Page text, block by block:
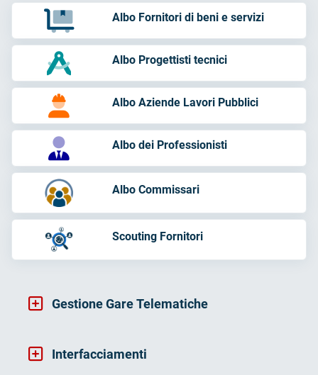
Albo Fornitori di beni e servizi
Albo Progettisti tecnici
Albo Aziende Lavori Pubblici
Albo dei Professionisti
Albo Commissari
Scouting Fornitori
Gestione Gare Telematiche
Interfacciamenti